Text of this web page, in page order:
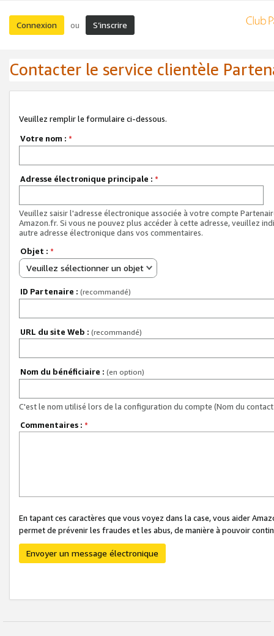
Connexion ou S’inscrire
Contacter le service clientèle
Veuillez remplir le formulaire ci-dessous.
Votre nom : *
Adresse électronique principale : *
Veuillez saisir l'adresse électronique associée à votre compte
Amazon.fr. Si vous ne pouvez plus accéder à cette adresse, veuillez
autre adresse électronique dans vos commentaires.
Objet : *
Veuillez sélectionner un objet
ID Partenaire : (recommandé)
URL du site Web : (recommandé)
Nom du bénéficiaire : (en option)
C'est le nom utilisé lors de la configuration du compte (Nom du
Commentaires : *
En tapant ces caractères que vous voyez dans la case, vous aider
permet de prévenir les fraudes et les abus, de manière à pouvoir
Envoyer un message électronique